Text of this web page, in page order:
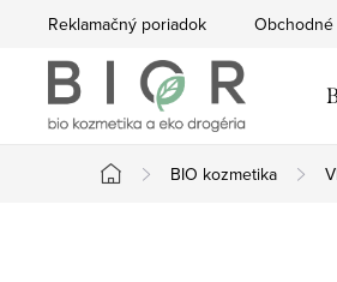
Reklamačný poriadok
Domov
BIO kozmetika